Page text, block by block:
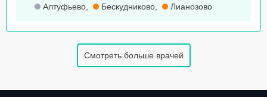
Алтуфьево Бескудниково Лианозово
Смотреть больше врачей